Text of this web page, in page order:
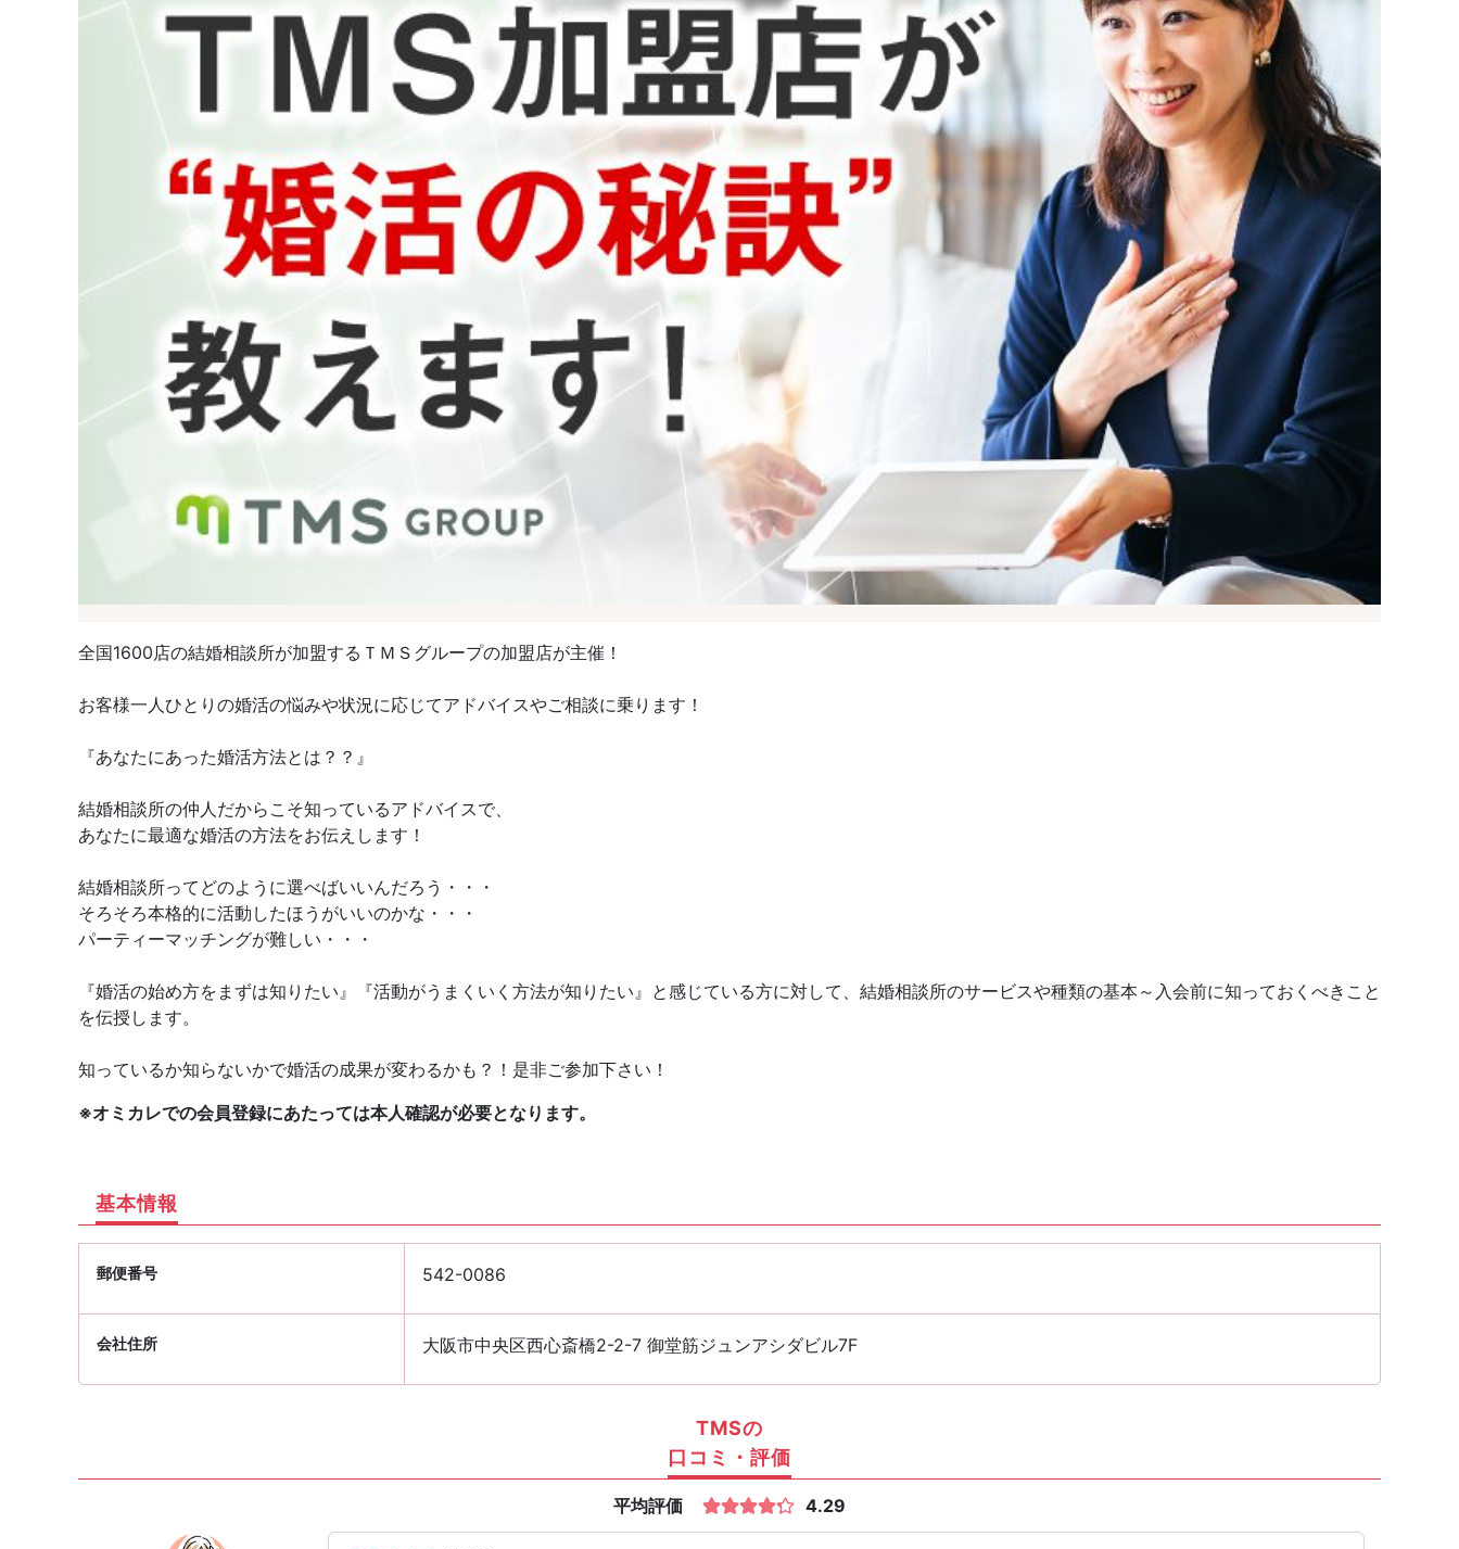
全国1600店の結婚相談所が加盟するＴＭＳグループの加盟店が主催！
お客様一人ひとりの婚活の悩みや状況に応じてアドバイスやご相談に乗ります！
『あなたにあった婚活方法とは？？』
結婚相談所の仲人だからこそ知っているアドバイスで、
あなたに最適な婚活の方法をお伝えします！
結婚相談所ってどのように選べばいいんだろう・・・
そろそろ本格的に活動したほうがいいのかな・・・
パーティーマッチングが難しい・・・
『婚活の始め方をまずは知りたい』『活動がうまくいく方法が知りたい』と感じている方に対して、結婚相談所のサービスや種類の基本～入会前に知っておくべきこと
を伝授します。
知っているか知らないかで婚活の成果が変わるかも？！是非ご参加下さい！
※オミカレでの会員登録にあたっては本人確認が必要となります。
基本情報
郵便番号 542-0086
会社住所 大阪市中央区西心斎橋2-2-7 御堂筋ジュンアシダビル7F
TMSの
口コミ・評価
平均評価 4.29